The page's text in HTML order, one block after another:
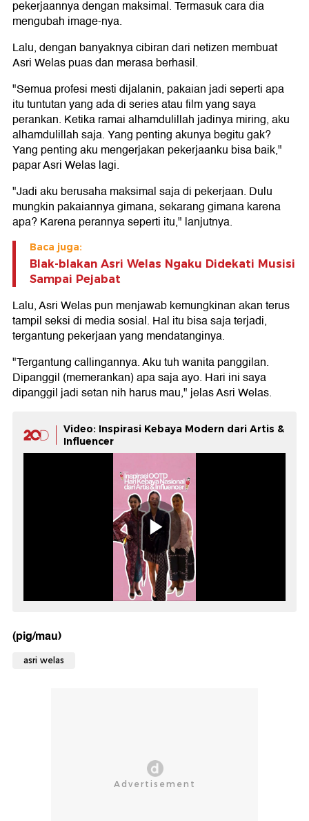
pekerjaannya dengan maksimal. Termasuk cara dia
mengubah image-nya.
Lalu, dengan banyaknya cibiran dari netizen membuat
Asri Welas puas dan merasa berhasil.
"Semua profesi mesti dijalanin, pakaian jadi seperti apa
itu tuntutan yang ada di series atau film yang saya
perankan. Ketika ramai alhamdulillah jadinya miring, aku
alhamdulillah saja. Yang penting akunya begitu gak?
Yang penting aku mengerjakan pekerjaanku bisa baik,"
papar Asri Welas lagi.
"Jadi aku berusaha maksimal saja di pekerjaan. Dulu
mungkin pakaiannya gimana, sekarang gimana karena
apa? Karena perannya seperti itu," lanjutnya.
Baca juga:
Blak-blakan Asri Welas Ngaku Didekati Musisi
Sampai Pejabat
Lalu, Asri Welas pun menjawab kemungkinan akan terus
tampil seksi di media sosial. Hal itu bisa saja terjadi,
tergantung pekerjaan yang mendatanginya.
"Tergantung callingannya. Aku tuh wanita panggilan.
Dipanggil (memerankan) apa saja ayo. Hari ini saya
dipanggil jadi setan nih harus mau," jelas Asri Welas.
Video: Inspirasi Kebaya Modern dari Artis &
Influencer
(pig/mau)
asri welas